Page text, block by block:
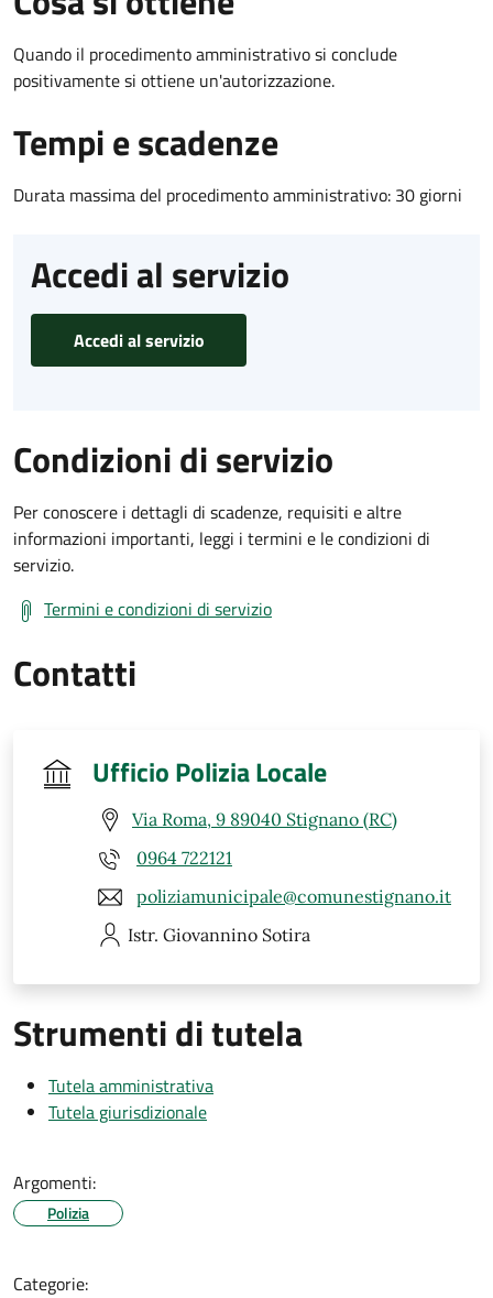
Quando il procedimento amministrativo si conclude
positivamente si ottiene un'autorizzazione.
Tempi e scadenze
Durata massima del procedimento amministrativo: 30 giorni
Accedi al servizio
Accedi al servizio
Condizioni di servizio
Per conoscere i dettagli di scadenze, requisiti e altre
informazioni importanti, leggi i termini e le condizioni di
servizio.
Termini e condizioni di servizio
Contatti
Ufficio Polizia Locale
Via Roma, 9 89040 Stignano (RC)
0964 722121
poliziamunicipale@comunestignano.it
Istr. Giovannino Sotira
Strumenti di tutela
Tutela amministrativa
Tutela giurisdizionale
Argomenti:
Polizia
Categorie: